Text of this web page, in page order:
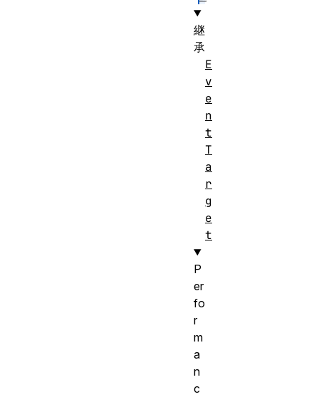
継
承
E
v
e
n
t
T
a
r
g
e
t
P
er
fo
r
m
a
n
c